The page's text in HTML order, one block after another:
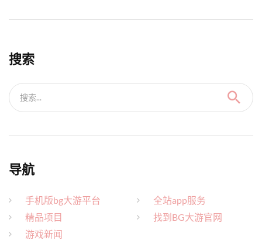
搜索
搜索...
导航
手机版bg大游平台
精品项目
游戏新闻
全站app服务
找到BG大游官网